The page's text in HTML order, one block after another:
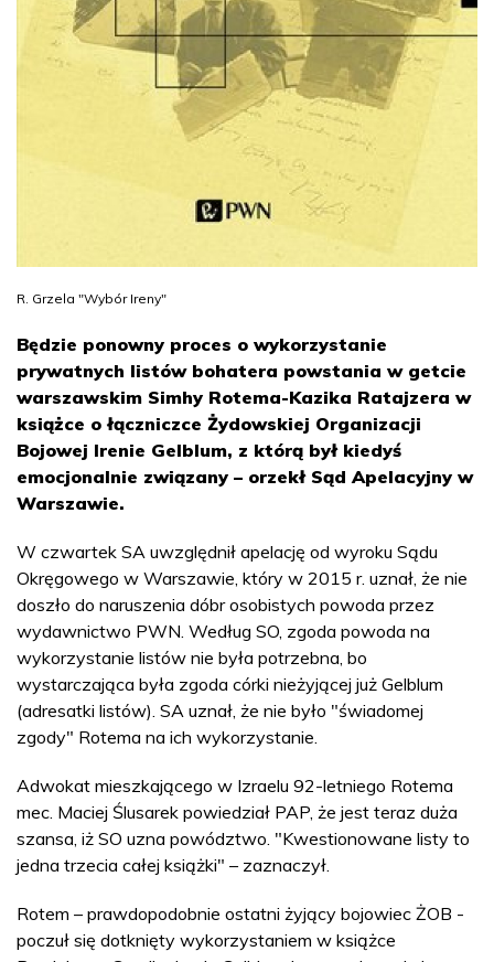
R. Grzela "Wybór Ireny"
Będzie ponowny proces o wykorzystanie
prywatnych listów bohatera powstania w getcie
warszawskim Simhy Rotema-Kazika Ratajzera w
książce o łączniczce Żydowskiej Organizacji
Bojowej Irenie Gelblum, z którą był kiedyś
emocjonalnie związany – orzekł Sąd Apelacyjny w
Warszawie.
W czwartek SA uwzględnił apelację od wyroku Sądu
Okręgowego w Warszawie, który w 2015 r. uznał, że nie
doszło do naruszenia dóbr osobistych powoda przez
wydawnictwo PWN. Według SO, zgoda powoda na
wykorzystanie listów nie była potrzebna, bo
wystarczająca była zgoda córki nieżyjącej już Gelblum
(adresatki listów). SA uznał, że nie było "świadomej
zgody" Rotema na ich wykorzystanie.
Adwokat mieszkającego w Izraelu 92-letniego Rotema
mec. Maciej Ślusarek powiedział PAP, że jest teraz duża
szansa, iż SO uzna powództwo. "Kwestionowane listy to
jedna trzecia całej książki" – zaznaczył.
Rotem – prawdopodobnie ostatni żyjący bojowiec ŻOB -
poczuł się dotknięty wykorzystaniem w książce